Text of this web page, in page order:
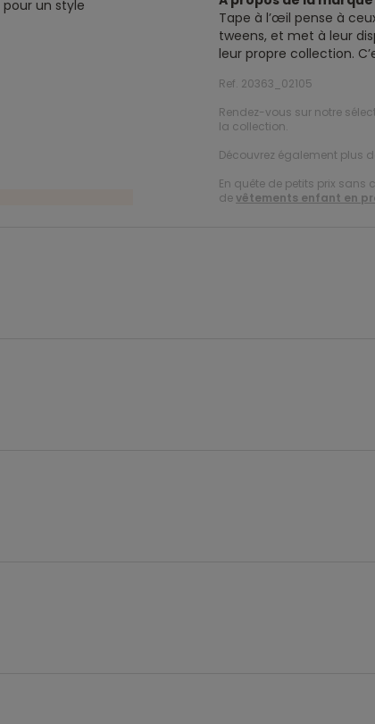
un style
Tape à l’œil pense à
tweens, et met à leur
leur propre collection.
Ref. 20363_02105
Rendez-vous sur notre
la collection.
Découvrez également plus
En quête de petits prix sans
devêtements enfant en